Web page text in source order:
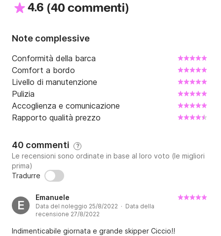
4.6 (40 commenti)
Note complessive
Conformità della barca
Comfort a bordo
Livello di manutenzione
Pulizia
Accoglienza e comunicazione
Rapporto qualità prezzo
40 commenti ?
Le recensioni sono ordinate in base al loro voto (le migliori
prima)
Tradurre
E
Emanuele
Data del noleggio 25/8/2022 · Data della
recensione 27/8/2022
Indimenticabile giornata e grande skipper Ciccio!!